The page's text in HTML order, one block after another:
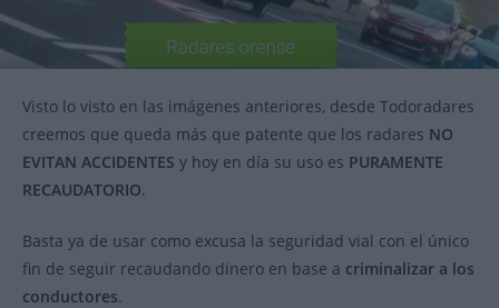
Visto lo visto en las imágenes anteriores, desde Todoradares
creemos que queda más que patente que los radares NO
EVITAN ACCIDENTES y hoy en día su uso es PURAMENTE
RECAUDATORIO.
Basta ya de usar como excusa la seguridad vial con el único
fin de seguir recaudando dinero en base a criminalizar a los
conductores.